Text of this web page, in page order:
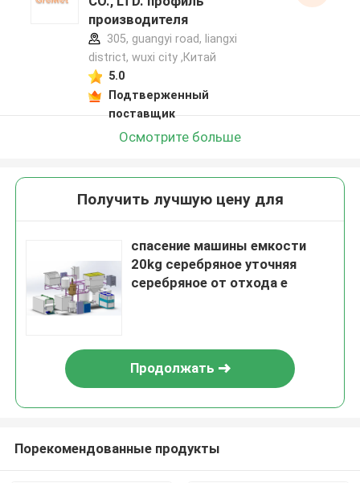
производителя
305, guangyi road, liangxi
district, wuxi city ,Китай
5.0
Подтверженный
поставщик
Осмотрите больше
Получить лучшую цену для
спасение машины емкости
20kg серебряное уточняя
серебряное от отхода e
Продолжать
Порекомендованные продукты